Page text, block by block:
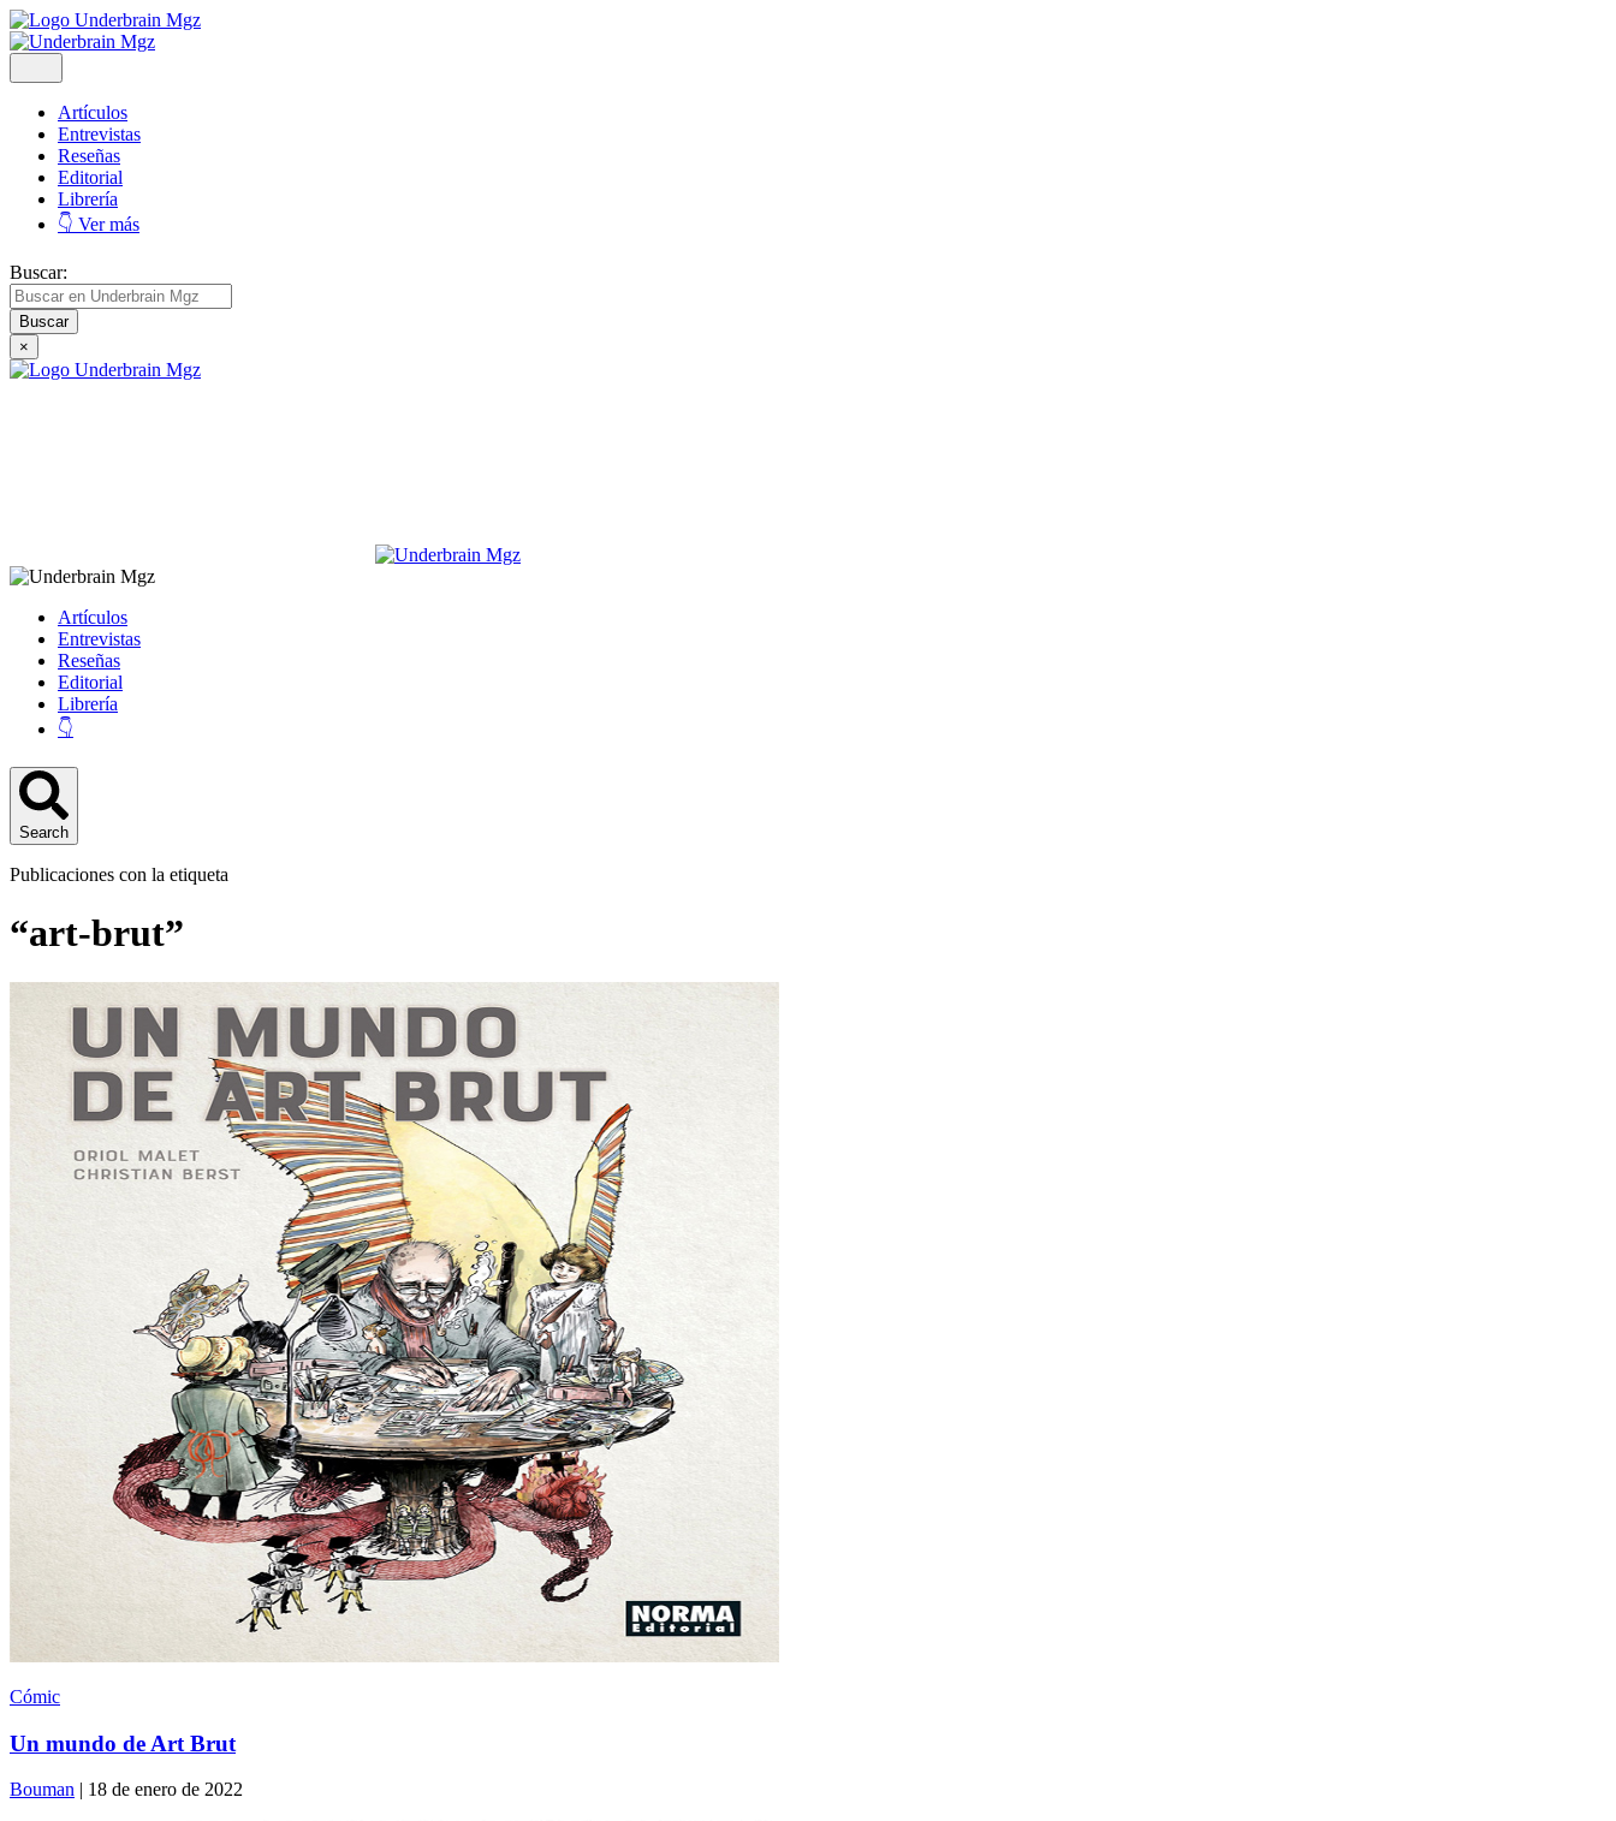
Artículos
Entrevistas
Reseñas
Editorial
Librería
👇 Ver más
Buscar:
×
Artículos
Entrevistas
Reseñas
Editorial
Librería
👇
Search
Publicaciones con la etiqueta
“art-brut”
Cómic
Un mundo de Art Brut
Bouman | 18 de enero de 2022